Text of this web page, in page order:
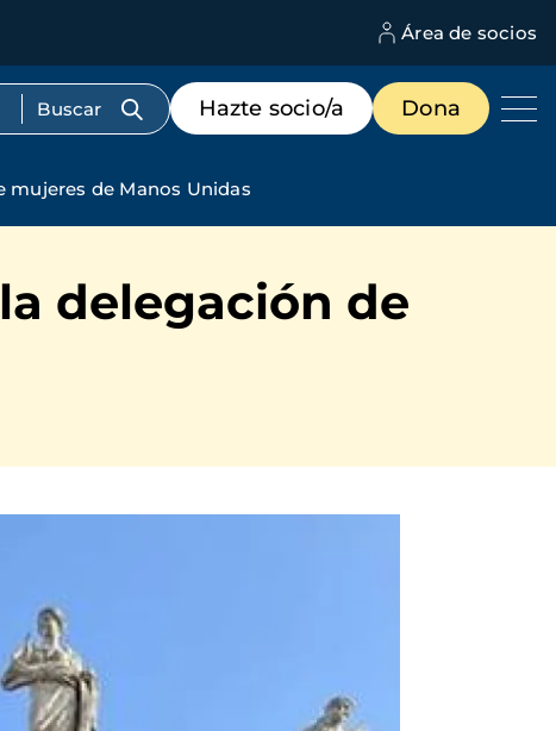
Área de socios
Menú
de
destacados
Hazte socio/a Dona
de Manos Unidas
delegación de